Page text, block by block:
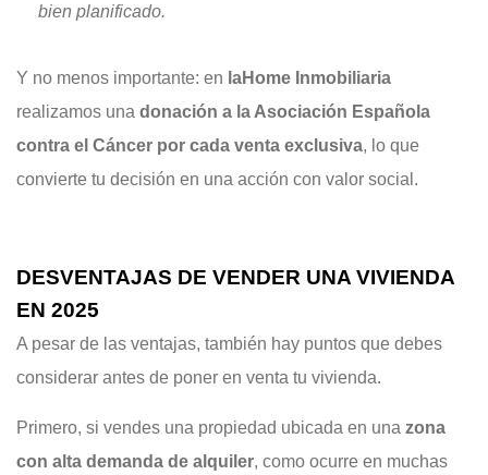
bien planificado.
Y no menos importante: en laHome Inmobiliaria
realizamos una donación a la Asociación Española
contra el Cáncer por cada venta exclusiva, lo que
convierte tu decisión en una acción con valor social.
DESVENTAJAS DE VENDER UNA VIVIENDA
EN 2025
A pesar de las ventajas, también hay puntos que debes
considerar antes de poner en venta tu vivienda.
Primero, si vendes una propiedad ubicada en una zona
con alta demanda de alquiler, como ocurre en muchas